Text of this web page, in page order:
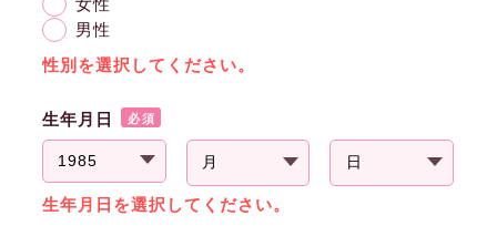
女性
男性
性別を選択してください。
生年月日 必須
生年月日を選択してください。